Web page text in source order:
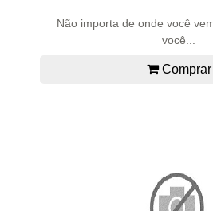
Não importa de onde você
você...
Comprar